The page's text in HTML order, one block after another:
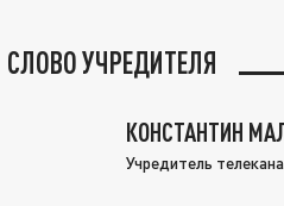
СЛОВО УЧРЕДИТЕЛЯ
КОНСТАНТИН
Учредитель